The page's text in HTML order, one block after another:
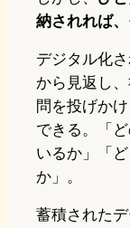
納されれば
デジタル化
から見返し
問を投げか
できる。「
いるか」「
か」。
蓄積された